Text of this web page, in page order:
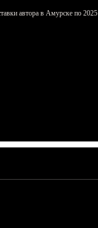
автора в Амурске по 2025